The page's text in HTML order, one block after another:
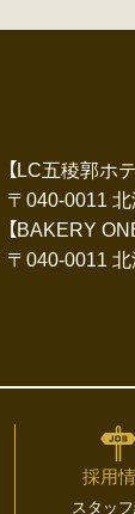
【LC五稜郭ホテ
〒040-0011
【BAKERY
〒040-0011
採用
スタッ